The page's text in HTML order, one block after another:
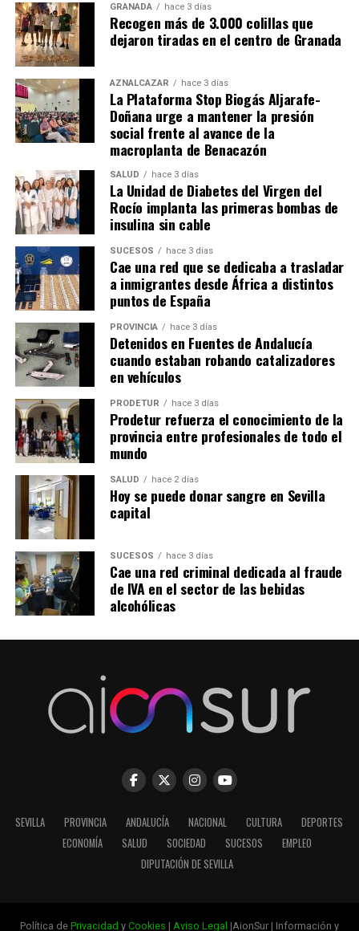
GRANADA hace 3 días
Recogen más de 3.000 colillas que
dejaron tiradas en el centro de Granada
AZNALCÁZAR hace 3 días
La Plataforma Stop Biogás Aljarafe-
Doñana urge a mantener la presión
social frente al avance de la
macroplanta de Benacazón
SALUD hace 3 días
La Unidad de Diabetes del Virgen del
Rocío implanta las primeras bombas de
insulina sin cable
SUCESOS hace 3 días
Cae una red que se dedicaba a trasladar
a inmigrantes desde África a distintos
puntos de España
PROVINCIA hace 3 días
Detenidos en Fuentes de Andalucía
cuando estaban robando catalizadores
en vehículos
PRODETUR hace 3 días
Prodetur refuerza el conocimiento de la
provincia entre profesionales de todo el
mundo
SALUD hace 2 días
Hoy se puede donar sangre en Sevilla
capital
SUCESOS hace 3 días
Cae una red criminal dedicada al fraude
de IVA en el sector de las bebidas
alcohólicas
SEVILLA PROVINCIA ANDALUCÍA NACIONAL CULTURA
DEPORTES
ECONOMÍA
SALUD SOCIEDAD SUCESOS
EMPLEO
DIPUTACIÓN DE SEVILLA
Política de Privacidad y Cookies | Aviso Legal |AionSur | Información y